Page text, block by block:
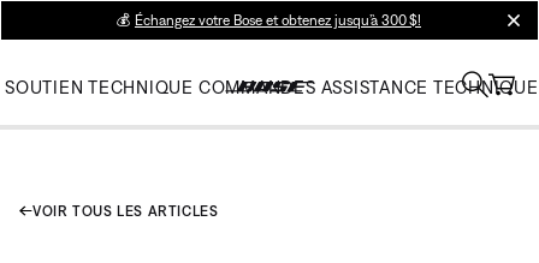
💰 Échangez votre Bose et obtenez jusqu’à 300 $!
SOUTIEN TECHNIQUE COMMANDES ASSISTANCE TECHNIQUE
VOIR TOUS LES ARTICLES